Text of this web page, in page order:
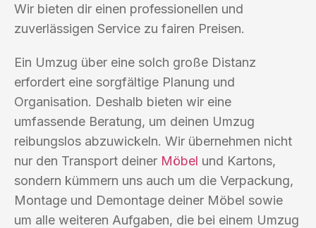
Wir bieten dir einen professionellen und
zuverlässigen Service zu fairen Preisen.
Ein Umzug über eine solch große Distanz
erfordert eine sorgfältige Planung und
Organisation. Deshalb bieten wir eine
umfassende Beratung, um deinen Umzug
reibungslos abzuwickeln. Wir übernehmen nicht
nur den Transport deiner Möbel und Kartons,
sondern kümmern uns auch um die Verpackung,
Montage und Demontage deiner Möbel sowie
um alle weiteren Aufgaben, die bei einem Umzug